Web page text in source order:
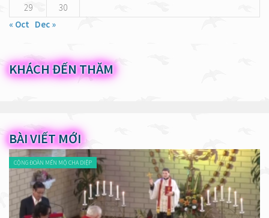
29
30
« Oct Dec »
KHÁCH ĐẾN THĂM
BÀI VIẾT MỚI
CỘNG ĐOÀN MẾN MỘ CHA DIỆP